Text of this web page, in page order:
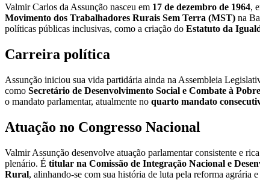
Valmir Carlos da Assunção nasceu em 17 de dezembro de 1964,
Movimento dos Trabalhadores Rurais Sem Terra (MST) na
políticas públicas inclusivas, como a criação do Estatuto da
Carreira política
Assunção iniciou sua vida partidária ainda na Assembleia
como Secretário de Desenvolvimento Social e Combate à
o mandato parlamentar, atualmente no quarto mandato
Atuação no Congresso Nacional
Valmir Assunção desenvolve atuação parlamentar consistente e
plenário. É titular na Comissão de Integração Nacional e
Rural, alinhando-se com sua história de luta pela reforma agrária